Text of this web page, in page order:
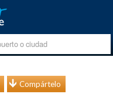
Compártelo